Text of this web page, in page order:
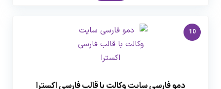
10
دمو فارسی سایت وکالت با قالب فارسی اکسترا